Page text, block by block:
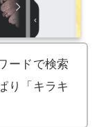
ードで検索
り「キラキ